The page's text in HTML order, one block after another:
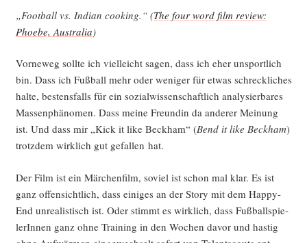
„Foot­ball vs. Indi­an coo­king.“ (The four word film review:
Phoe­be, Aus­tra­lia)
Vor­ne­weg soll­te ich viel­leicht sagen, dass ich eher unsport­lich
bin. Dass ich Fuß­ball mehr oder weni­ger für etwas schreck­li­ches
hal­te, besten­sfalls für ein sozi­al­wis­sen­schaft­lich ana­ly­sier­ba­res
Mas­sen­phä­no­men. Dass mei­ne Freun­din da ande­rer Mei­nung
ist. Und dass mir „Kick it like Beck­ham“ (Bend it like Beck­ham)
trotz­dem wirk­lich gut gefal­len hat.
Der Film ist ein Mär­chen­film, soviel ist schon mal klar. Es ist
ganz offen­sicht­lich, dass eini­ges an der Sto­ry mit dem Hap­py-
End unrea­lis­tisch ist. Oder stimmt es wirk­lich, dass Fuß­ball­spie­
le­rIn­nen ganz ohne Trai­ning in den Wochen davor und has­tig